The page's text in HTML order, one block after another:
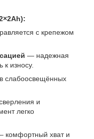
с крепежом
— надежная
к износу.
слабоосвещённых
и
легко
– комфортный хват и